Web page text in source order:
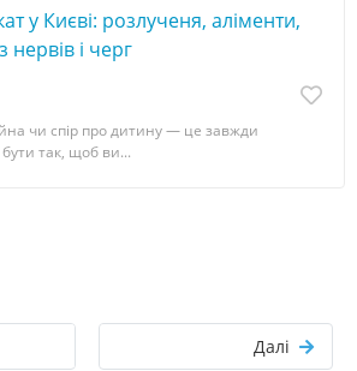
у Києві: розлученя, аліменти,
нервів і черг
чи спір про дитину — це завжди
так, щоб ви...
Далі